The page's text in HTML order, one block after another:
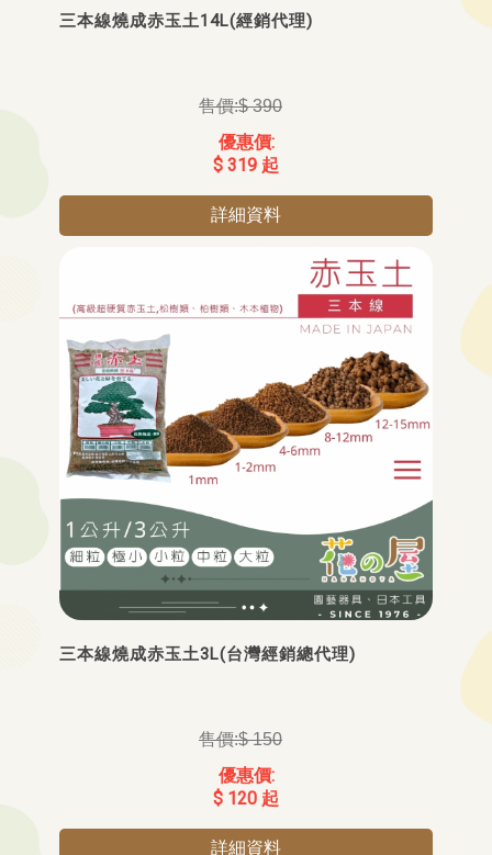
三本線燒成赤玉土14L(經銷代理)
$ 390
$ 319 起
詳細資料
三本線燒成赤玉土3L(台灣經銷總代理)
$ 150
$ 120 起
詳細資料